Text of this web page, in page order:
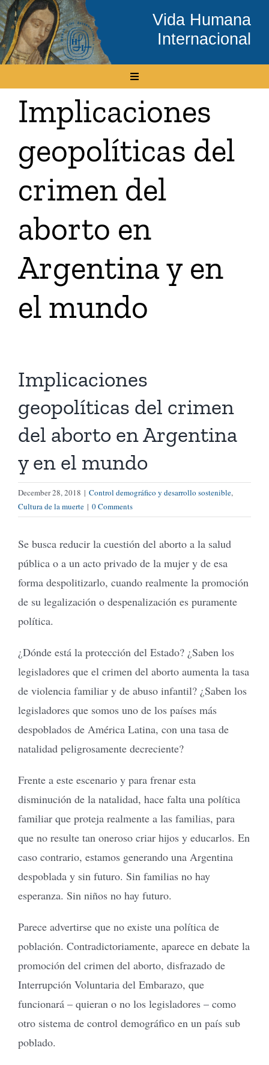
Skip
to
content
Vida Humana
Internacional
Toggle
Inicio
Conócenos
Temas
Boletín Electrónico
Media
Tienda Virtual
Cómo Donar
Implicaciones
geopolíticas del
crimen del
aborto en
Argentina y en
el mundo
Implicaciones
geopolíticas del crimen
del aborto en Argentina
y en el mundo
December 28, 2018 | Control demográfico y desarrollo sostenible,
Cultura de la muerte | 0 Comments
Se busca reducir la cuestión del aborto a la salud
pública o a un acto privado de la mujer y de esa
forma despolitizarlo, cuando realmente la promoción
de su legalización o despenalización es puramente
política.
¿Dónde está la protección del Estado? ¿Saben los
legisladores que el crimen del aborto aumenta la tasa
de violencia familiar y de abuso infantil? ¿Saben los
legisladores que somos uno de los países más
despoblados de América Latina, con una tasa de
natalidad peligrosamente decreciente?
Frente a este escenario y para frenar esta
disminución de la natalidad, hace falta una política
familiar que proteja realmente a las familias, para
que no resulte tan oneroso criar hijos y educarlos. En
caso contrario, estamos generando una Argentina
despoblada y sin futuro. Sin familias no hay
esperanza. Sin niños no hay futuro.
Parece advertirse que no existe una política de
población. Contradictoriamente, aparece en debate la
promoción del crimen del aborto, disfrazado de
Interrupción Voluntaria del Embarazo, que
funcionará – quieran o no los legisladores – como
otro sistema de control demográfico en un país sub
poblado.